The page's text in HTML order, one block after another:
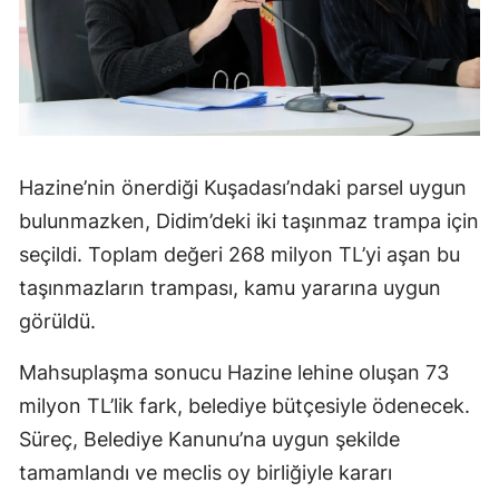
Hazine’nin önerdiği Kuşadası’ndaki parsel uygun
bulunmazken, Didim’deki iki taşınmaz trampa için
seçildi. Toplam değeri 268 milyon TL’yi aşan bu
taşınmazların trampası, kamu yararına uygun
görüldü.
Mahsuplaşma sonucu Hazine lehine oluşan 73
milyon TL’lik fark, belediye bütçesiyle ödenecek.
Süreç, Belediye Kanunu’na uygun şekilde
tamamlandı ve meclis oy birliğiyle kararı